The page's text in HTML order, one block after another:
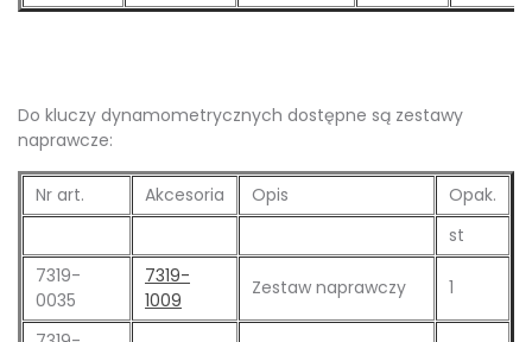
Do kluczy dynamometrycznych dostępne są zestawy
naprawcze:
Nr art. Akcesoria Opis
Opak.
st
7319-
0035
7319-
1009
Zestaw naprawczy 1